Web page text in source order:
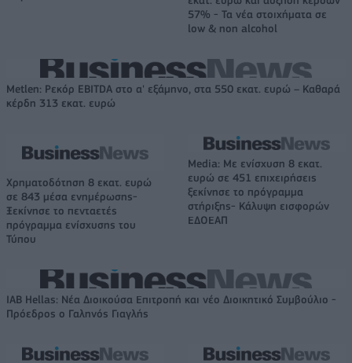
57% - Τα νέα στοιχήματα σε
low & non alcohol
Metlen: Ρεκόρ EBITDA στο α' εξάμηνο, στα 550 εκατ. ευρώ – Καθαρά
κέρδη 313 εκατ. ευρώ
Χρηματοδότηση 8 εκατ. ευρώ
σε 843 μέσα ενημέρωσης-
Ξεκίνησε το πενταετές
πρόγραμμα ενίσχυσης του
Τύπου
Media: Με ενίσχυση 8 εκατ.
ευρώ σε 451 επιχειρήσεις
ξεκίνησε το πρόγραμμα
στήριξης- Κάλυψη εισφορών
ΕΔΟΕΑΠ
IAB Hellas: Νέα Διοικούσα Επιτροπή και νέο Διοικητικό Συμβούλιο -
Πρόεδρος ο Γαληνός Γιαγλής